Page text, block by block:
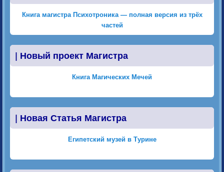
Книга магистра Психотроника — полная версия из трёх
частей
| Новый проект Магистра
Книга Магических Мечей
| Новая Статья Магистра
Египетский музей в Турине